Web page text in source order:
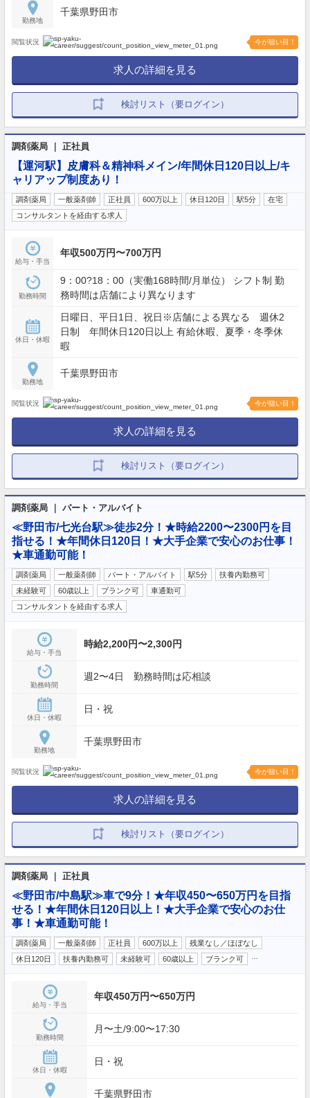
勤務地
千葉県野田市
閲覧状況 今が狙い目！
求人の詳細を見る
検討リスト（要ログイン）
調剤薬局 ｜ 正社員
【運河駅】皮膚科＆精神科メイン/年間休日120日以上/キ
ャリアップ制度あり！
調剤薬局 一般薬剤師 正社員 600万以上 休日120日 駅5分
在宅
コンサルタントを経由する求人
給与・手当
年収500万円〜700万円
勤務時間
9：00?18：00（実働168時間/月単位） シフト制 勤
務時間は店舗により異なります
休日・休暇
日曜日、平日1日、祝日※店舗による異なる 週休2
日制 年間休日120日以上 有給休暇、夏季・冬季休
暇
勤務地
千葉県野田市
閲覧状況 今が狙い目！
求人の詳細を見る
検討リスト（要ログイン）
調剤薬局 ｜ パート・アルバイト
≪野田市/七光台駅≫徒歩2分！★時給2200〜2300円を目
指せる！★年間休日120日！★大手企業で安心のお仕事！
★車通勤可能！
調剤薬局 一般薬剤師 パート・アルバイト 駅5分
扶養内勤務可
未経験可
60歳以上 ブランク可
車通勤可
コンサルタントを経由する求人
給与・手当
時給2,200円〜2,300円
勤務時間
週2〜4日 勤務時間は応相談
休日・休暇
日・祝
勤務地
千葉県野田市
閲覧状況 今が狙い目！
求人の詳細を見る
検討リスト（要ログイン）
調剤薬局 ｜ 正社員
≪野田市/中島駅≫車で9分！★年収450〜650万円を目指
せる！★年間休日120日以上！★大手企業で安心のお仕
事！★車通勤可能！
調剤薬局 一般薬剤師 正社員 600万以上
残業なし／ほぼなし
休日120日
扶養内勤務可 未経験可 60歳以上 ブランク可
給与・手当
年収450万円〜650万円
勤務時間
月〜土/9:00〜17:30
休日・休暇
日・祝
千葉県野田市